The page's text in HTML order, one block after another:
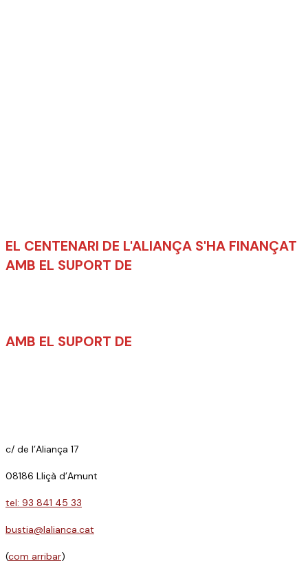
EL CENTENARI DE L'ALIANÇA S'HA FINANÇAT
AMB EL SUPORT DE
AMB EL SUPORT DE
c/ de l’Aliança 17
08186 Lliçà d’Amunt
tel: 93 841 45 33
bustia@lalianca.cat
(com arribar)